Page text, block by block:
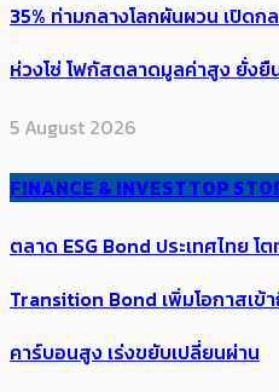
35% ท่ามกลางโลกผันผวน เปิด
ห่วงโซ่ โฟกัสตลาดมูลค่าสูง ยั่งยื
5 August 2026
FINANCE & INVESTTOP
ตลาด ESG Bond ประเทศไทย โ
Transition Bond เพิ่มโอกาสเ
คาร์บอนสูง เร่งขยับเปลี่ยนผ่าน